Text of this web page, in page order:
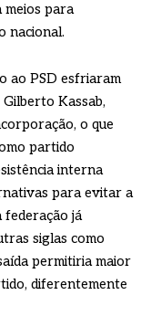
meios para
nacional.
ao PSD esfriaram
Kassab,
o que
partido
interna
para evitar a
federação já
siglas como
permitiria maior
diferentemente